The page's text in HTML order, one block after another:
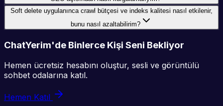
Soft delete uygulanınca crawl bütçesi ve indeks kalitesi nasıl etkilenir,
bunu nasıl azaltabilirim?
ChatYerim'de Binlerce Kişi Seni Bekliyor
Hemen ücretsiz hesabını oluştur, sesli ve görüntülü
sohbet odalarına katıl.
Hemen Katıl